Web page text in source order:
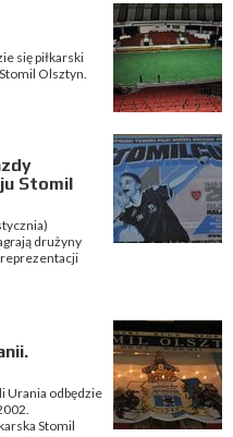
się piłkarski
Olsztyn.
Stomil
drużyny
Urania odbędzie
Stomil